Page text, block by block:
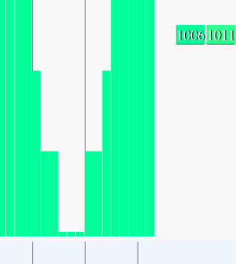
10061011